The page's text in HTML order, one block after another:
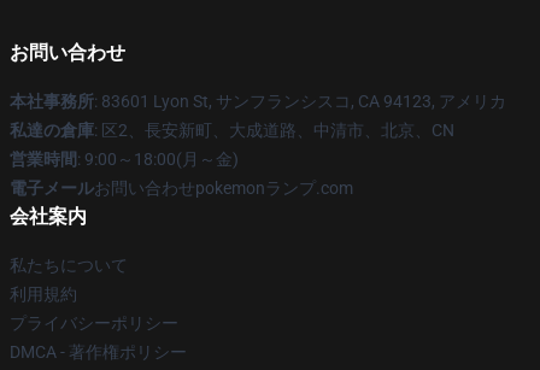
お問い合わせ
本社事務所: 83601 Lyon St, サンフランシスコ, CA 94123, アメリカ
私達の倉庫: 区2、長安新町、大成道路、中清市、北京、CN
営業時間: 9:00～18:00(月～金)
電子メールお問い合わせpokemonランプ.com
会社案内
私たちについて
利用規約
プライバシーポリシー
DMCA - 著作権ポリシー